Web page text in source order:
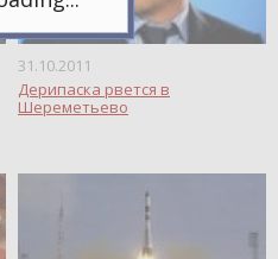
31.10.2011
Дерипаска рвется в
Шереметьево